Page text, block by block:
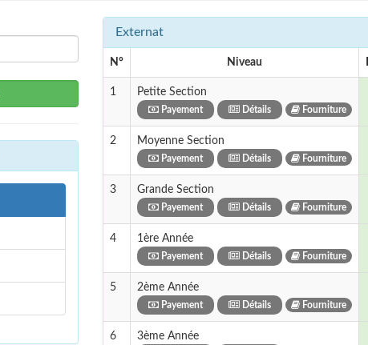
Externat
N° Niveau
1 Petite Section
Payement Détails Fourniture
2 Moyenne Section
Payement Détails Fourniture
3 Grande Section
Payement Détails Fourniture
4 1ère Année
Payement Détails Fourniture
5 2ème Année
Payement Détails Fourniture
6 3ème Année